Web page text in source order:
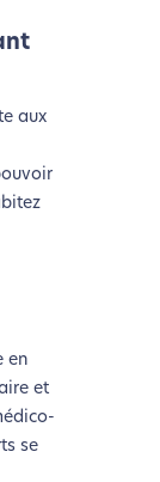
vous
!
le cadre
et vous
!
aux
en
et
se